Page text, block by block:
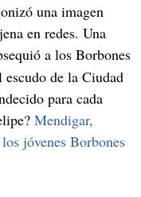
una imagen
en redes. Una
a los Borbones
escudo de la Ciudad
para cada
Mendigar,
jóvenes Borbones